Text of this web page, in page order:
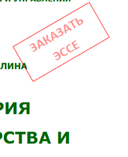
(2,5 года)
муниципальное
муниципальное